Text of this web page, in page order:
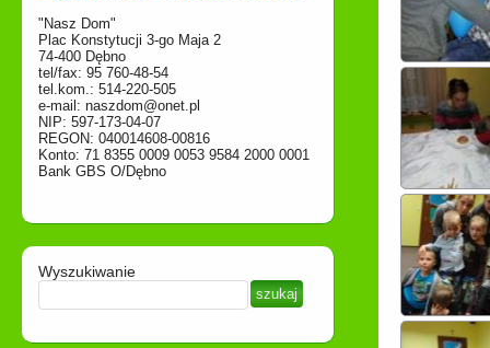
"Nasz Dom"
Plac Konstytucji 3-go Maja 2
74-400 Dębno
tel/fax: 95 760-48-54
tel.kom.: 514-220-505
e-mail: naszdom@onet.pl
NIP: 597-173-04-07
REGON: 040014608-00816
Konto: 71 8355 0009 0053 9584 2000 0001
Bank GBS O/Dębno
Wyszukiwanie